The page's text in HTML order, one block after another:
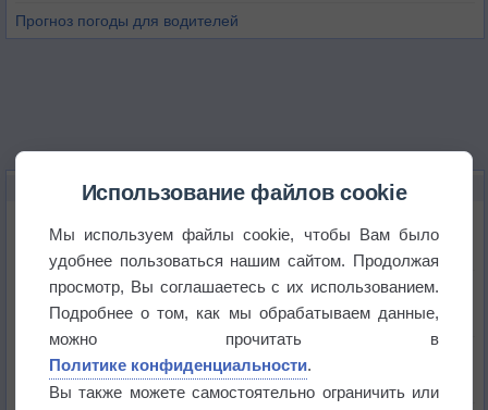
Прогноз погоды для водителей
НОВОЕ О ПОГОДЕ
Погода в Краснодаре 6 августа
Погода в Санкт-Петербурге 6 августа
Использование файлов cookie
Мы используем файлы cookie, чтобы Вам было
удобнее пользоваться нашим сайтом. Продолжая
просмотр, Вы соглашаетесь с их использованием.
Подробнее о том, как мы обрабатываем данные,
можно прочитать в
Политике конфиденциальности.
Вы также можете самостоятельно ограничить или